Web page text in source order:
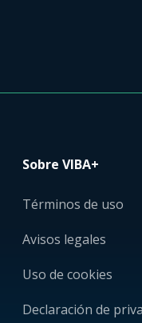
Sobre VIBA+
Términos de uso
Avisos legales
Uso de cookies
Declaración de